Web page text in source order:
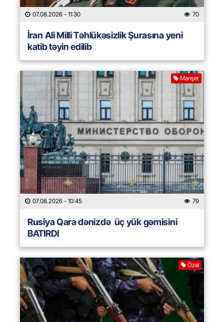
07.08.2026 - 11:30 70
İran Ali Milli Təhlükəsizlik Şurasına yeni
katib təyin edilib
Manşet
07.08.2026 - 10:45 79
Rusiya Qara dənizdə üç yük gəmisini
BATIRDI
Özəl